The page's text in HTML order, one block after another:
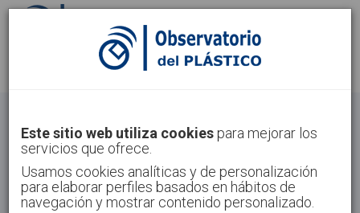
Identifícate Regístrate
Inicio Tecnologías Inyección
Este sitio web utiliza cookies para mejorar los
servicios que ofrece.
Usamos cookies analíticas y de personalización
para elaborar perfiles basados en hábitos de
navegación y mostrar contenido personalizado.